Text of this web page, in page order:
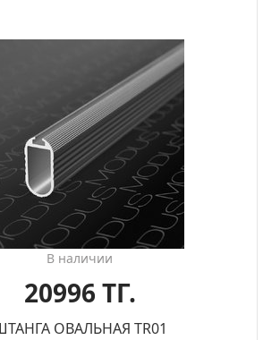
В наличии
20996 ТГ.
ОВАЛЬНАЯ TR01